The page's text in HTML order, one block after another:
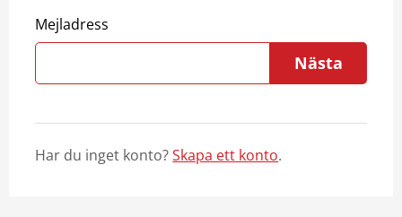
Mejladress
Nästa
Har du inget konto?Skapa ett konto.